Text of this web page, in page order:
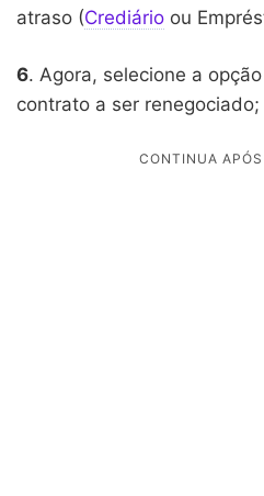
atraso (Crediário ou
6. Agora, selecione a opção
contrato a ser renegociado;